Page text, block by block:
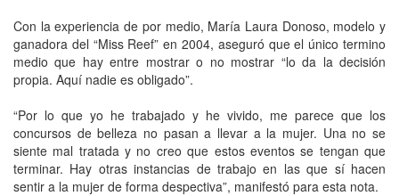
Con la experiencia de por medio, María Laura Donoso, modelo y
ganadora del “Miss Reef” en 2004, aseguró que el único termino
medio que hay entre mostrar o no mostrar “lo da la decisión
propia. Aquí nadie es obligado”.
“Por lo que yo he trabajado y he vivido, me parece que los
concursos de belleza no pasan a llevar a la mujer. Una no se
siente mal tratada y no creo que estos eventos se tengan que
terminar. Hay otras instancias de trabajo en las que sí hacen
sentir a la mujer de forma despectiva”, manifestó para esta nota.